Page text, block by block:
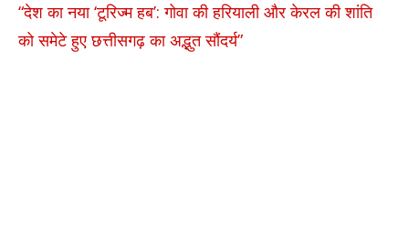
“देश का नया ‘टूरिज्म हब’: गोवा की हरियाली और केरल की शांति
को समेटे हुए छत्तीसगढ़ का अद्भुत सौंदर्य”